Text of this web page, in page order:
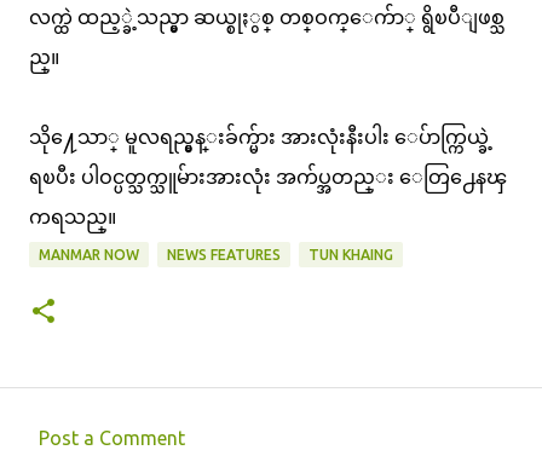
လက္ထဲ ထည့္ခဲ့သည္မွာ ဆယ္စုႏွစ္ တစ္ဝက္ေက်ာ္ ရွိၿပီျဖစ္သ
ည္။
သို႔ေသာ္ မူလရည္မွန္းခ်က္မ်ား အားလုံးနီးပါး ေပ်ာက္ကြယ္ခဲ့
ရၿပီး ပါဝင္ပတ္သက္သူမ်ားအားလုံး အက်ပ္အတည္း ေတြ႕ေနၾ
ကရသည္။
MANMAR NOW NEWS FEATURES TUN KHAING
Post a Comment